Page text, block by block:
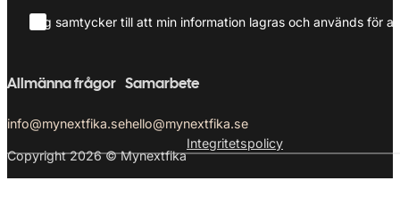
Jag samtycker till att min information lagras och används för
Allmänna frågor
info@mynextfika.se
Samarbete
hello@mynextfika.se
Copyright 2026 © Mynextfika
Integritetspolicy